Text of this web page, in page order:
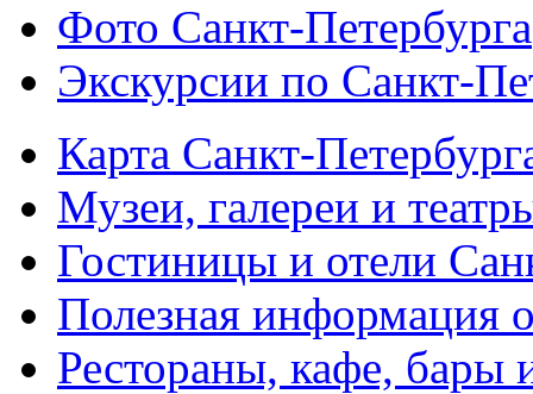
Фото Санкт-Петербурга
Экскурсии по Санкт-
Карта Санкт-
Музеи, галереи и
Гостиницы и отели
Полезная информация
Рестораны, кафе, бары